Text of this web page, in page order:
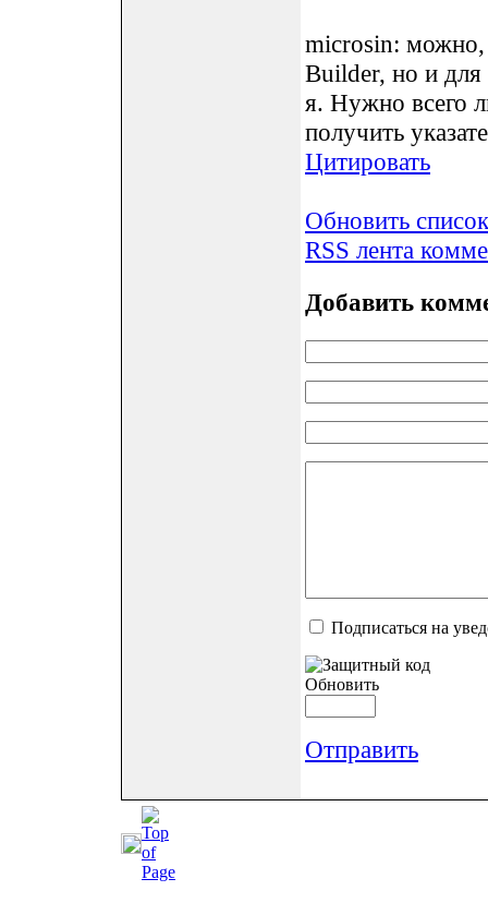
microsin: можно,
Builder, но и
я. Нужно всего
получить
Цитировать
Обновить
RSS лента
Добавить
Подписаться на
Обновить
Отправить